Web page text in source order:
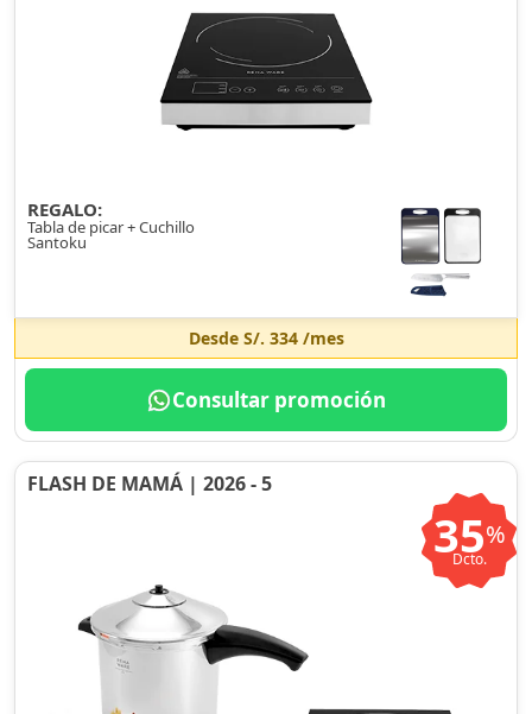
REGALO:
Tabla de picar + Cuchillo
Santoku
Desde S/. 334/mes
Consultar promoción
FLASH DE MAMÁ | 2026 - 5
35%
Dcto.